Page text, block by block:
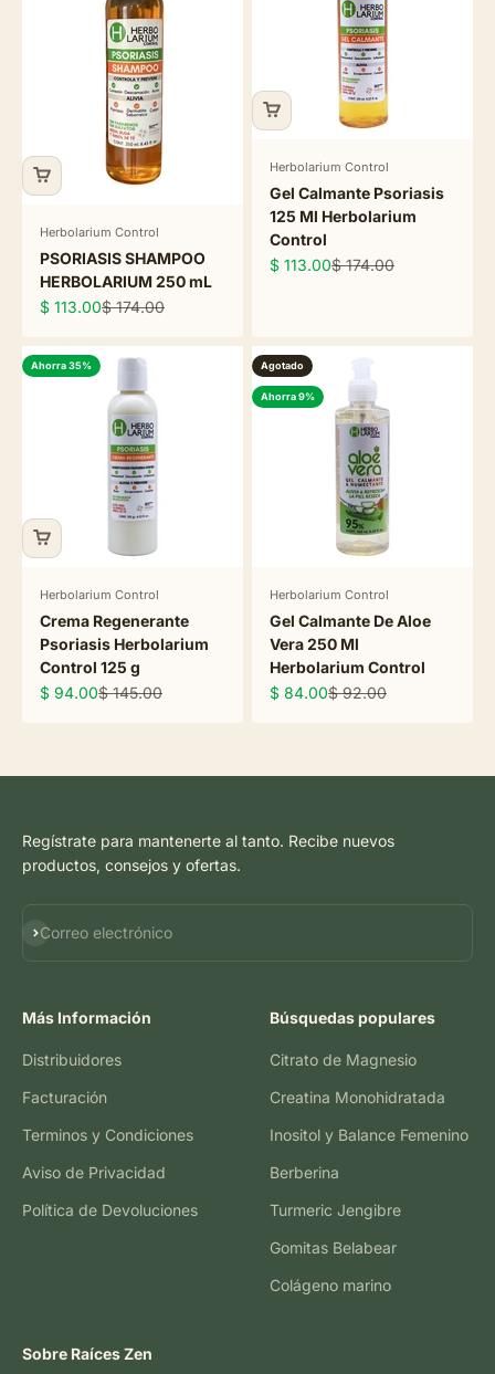
Herbolarium Control
PSORIASIS SHAMPOO
HERBOLARIUM 250 mL
Precio de oferta
$ 113.00Precio normal
$ 174.00
Herbolarium Control
Gel Calmante Psoriasis
125 Ml Herbolarium
Control
Precio de oferta
$ 113.00Precio normal
$ 174.00
Ahorra 35%
Herbolarium Control
Crema Regenerante
Psoriasis Herbolarium
Control 125 g
Precio de oferta
$ 94.00Precio normal
$ 145.00
Agotado
Ahorra 9%
Herbolarium Control
Gel Calmante De Aloe
Vera 250 Ml
Herbolarium Control
Precio de oferta
$ 84.00Precio normal
$ 92.00
Regístrate para mantenerte al tanto. Recibe nuevos
productos, consejos y ofertas.
Correo electrónico
Suscribirse
Más Información
Distribuidores
Facturación
Terminos y Condiciones
Aviso de Privacidad
Política de Devoluciones
Búsquedas populares
Citrato de Magnesio
Creatina Monohidratada
Inositol y Balance Femenino
Berberina
Turmeric Jengibre
Gomitas Belabear
Colágeno marino
Sobre Raíces Zen